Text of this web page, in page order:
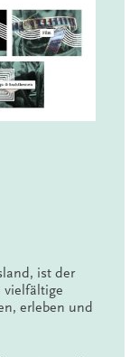
ist der
vielfältige
erleben und